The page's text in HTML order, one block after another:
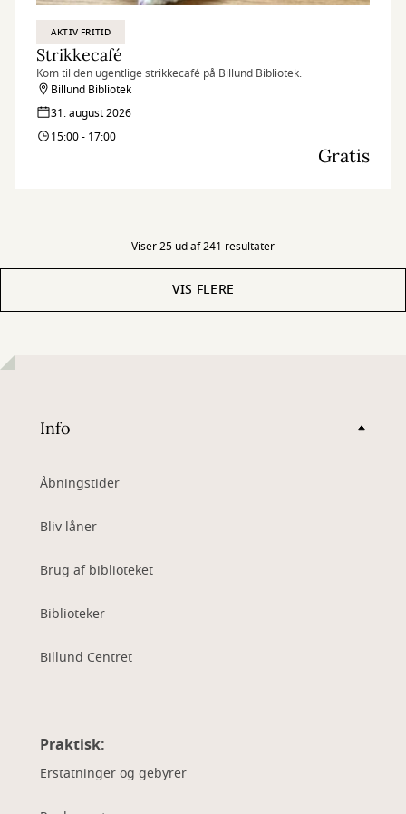
AKTIV FRITID
Strikkecafé
Kom til den ugentlige strikkecafé på Billund Bibliotek.
Billund Bibliotek
31. august 2026
15:00 - 17:00
Gratis
Viser 25 ud af 241 resultater
VIS FLERE
Info
Åbningstider
Bliv låner
Brug af biblioteket
Biblioteker
Billund Centret
Praktisk:
Erstatninger og gebyrer